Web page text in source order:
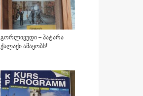
გორლივუდი – პატარა
ქალაქი ამაყობს!